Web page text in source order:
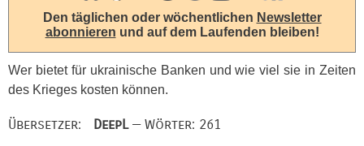
Den täglichen oder wöchentlichen Newsletter
abonnieren und auf dem Laufenden bleiben!
Wer bietet für ukrainische Banken und wie viel sie in Zeiten
des Krieges kosten können.
Übersetzer: DeepL— Wörter: 261